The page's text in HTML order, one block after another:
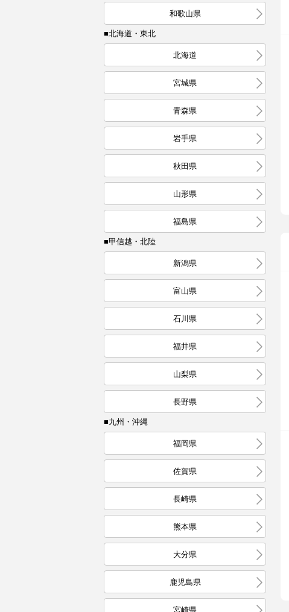
和歌山県
■北海道・東北
北海道
宮城県
青森県
岩手県
秋田県
山形県
福島県
■甲信越・北陸
新潟県
富山県
石川県
福井県
山梨県
長野県
■九州・沖縄
福岡県
佐賀県
長崎県
熊本県
大分県
鹿児島県
宮崎県